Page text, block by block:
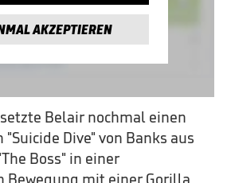
AKZEPTIEREN
Belair nochmal einen
Dive" von Banks aus
Boss" in einer
Bewegung mit einer Gorilla